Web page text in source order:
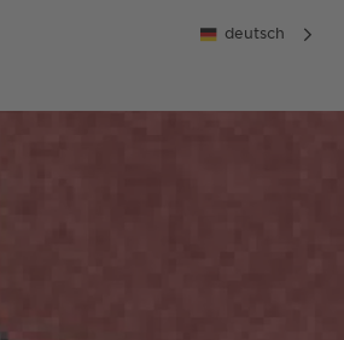
deutsch